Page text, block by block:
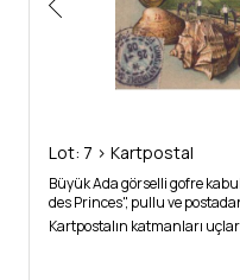
Lot: 7 > Kartpostal
Büyük Ada görselli gofre
des Princes", pullu ve
Kartpostalın katmanları